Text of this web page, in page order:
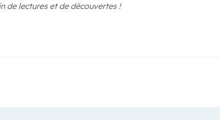
de lectures et de découvertes !